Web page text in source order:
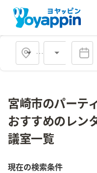
会場タイプ
宮崎市のパーテ
おすすめのレン
議室一覧
現在の検索条件